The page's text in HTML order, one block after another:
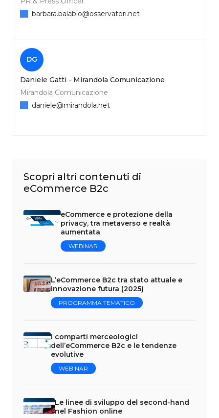
barbara.balabio@osservatori.net
DG
Daniele Gatti - Mirandola Comunicazione
Mirandola Comunicazione
daniele@mirandola.net
Scopri altri contenuti di
eCommerce B2c
eCommerce e protezione della
privacy, tra metaverso e realtà
aumentata
WEBINAR
L’eCommerce B2c tra stato attuale e
innovazione futura (2025)
PROGRAMMA TEMATICO
I comparti merceologici
dell’eCommerce B2c e le tendenze
evolutive
WEBINAR
Le linee di sviluppo del second-hand
nel Fashion online